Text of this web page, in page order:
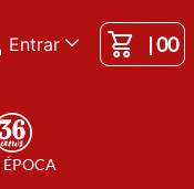
Entrar |00
ÉPOCA